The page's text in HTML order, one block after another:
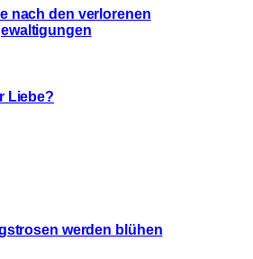
nach den verlorenen
Liebe?
werden blühen